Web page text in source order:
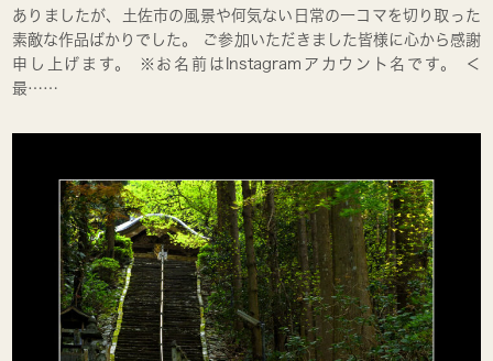
ありましたが、土佐市の風景や何気ない日常の一コマを切り取った
素敵な作品ばかりでした。 ご参加いただきました皆様に心から感謝
申し上げます。 ※お名前はInstagramアカウント名です。 ＜
最……